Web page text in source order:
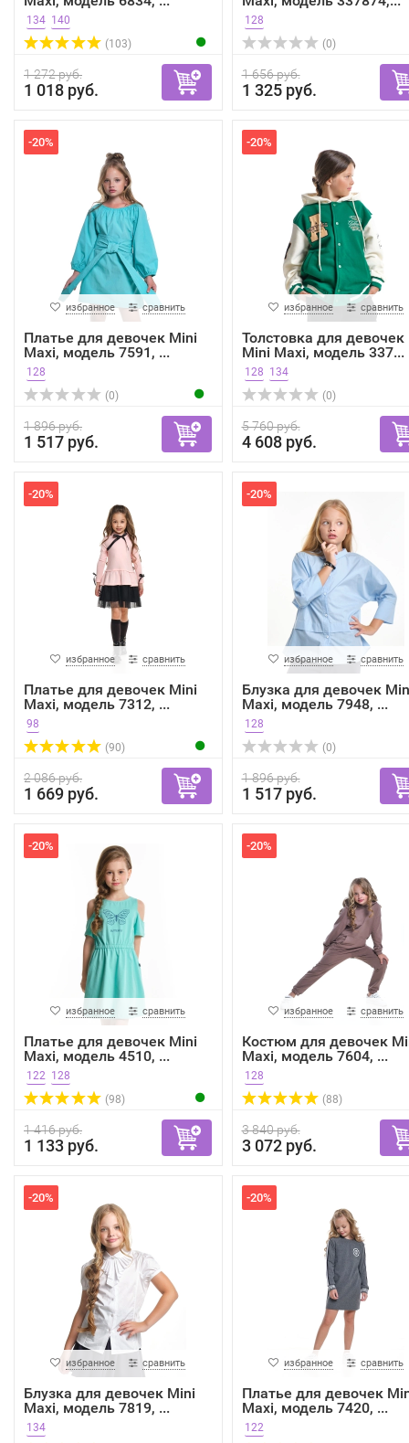
134 140
(103)
1 272 руб.
1 018 руб.
128
(0)
1 656 руб.
1 325 руб.
-20%
избранное сравнить
Платье для девочек Mini
Maxi, модель 7591, ...
128
(0)
1 896 руб.
1 517 руб.
-20%
избранное сравнить
Толстовка для девочек
Mini Maxi, модель 337...
128 134
(0)
5 760 руб.
4 608 руб.
-20%
избранное сравнить
Платье для девочек Mini
Maxi, модель 7312, ...
98
(90)
2 086 руб.
1 669 руб.
-20%
избранное сравнить
Блузка для девочек
Maxi, модель 7948, ...
128
(0)
1 896 руб.
1 517 руб.
-20%
избранное сравнить
Платье для девочек Mini
Maxi, модель 4510, ...
122 128
(98)
1 416 руб.
1 133 руб.
-20%
избранное сравнить
Костюм для девочек
Maxi, модель 7604, ...
128
(88)
3 840 руб.
3 072 руб.
-20%
избранное сравнить
Блузка для девочек Mini
Maxi, модель 7819, ...
134
-20%
избранное сравнить
Платье для девочек
Maxi, модель 7420, ...
122